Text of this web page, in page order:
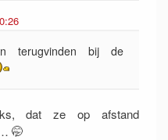
terugvinden bij de
dat ze op afstand
🤭